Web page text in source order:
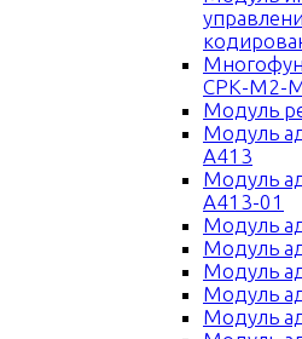
СРК-М2-
Модуль
Модуль
А413
Модуль
А413-01
Модуль
Модуль
Модуль
Модуль
Модуль